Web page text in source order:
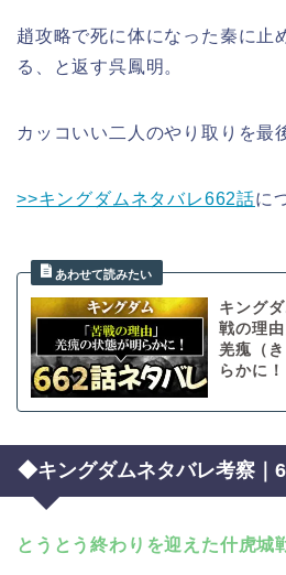
趙攻略で死に体になった秦に止
る、と返す呉鳳明。
カッコいい二人のやり取りを最
>>キングダムネタバレ662話に
キング
戦の理
羌瘣（
らかに！
◆キングダムネタバレ考察｜
とうとう終わりを迎えた什虎城